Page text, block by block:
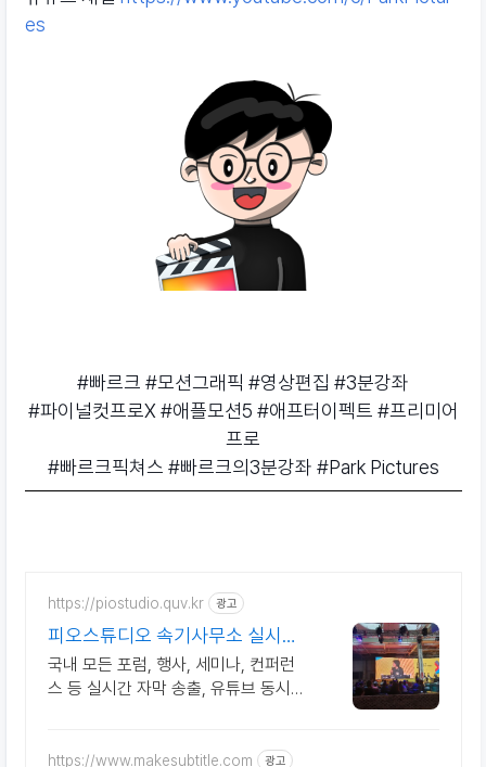
es
#빠르크 #모션그래픽 #영상편집 #3분강좌
#파이널컷프로X #애플모션5 #애프터이펙트 #프리미어
프로
#빠르크픽쳐스 #빠르크의3분강좌 #Park Pictures
https://piostudio.quv.kr 광고
피오스튜디오 속기사무소 실시간
자막송출 전문업체
국내 모든 포럼, 행사, 세미나, 컨퍼런
스 등 실시간 자막 송출, 유튜브 동시송
https://www.makesubtitle.com 광고